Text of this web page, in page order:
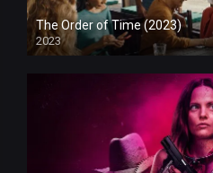
The Order of Time (2023)
2023